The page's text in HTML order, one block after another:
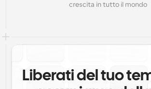
crescita in tutto il mondo
Liberati del tuo